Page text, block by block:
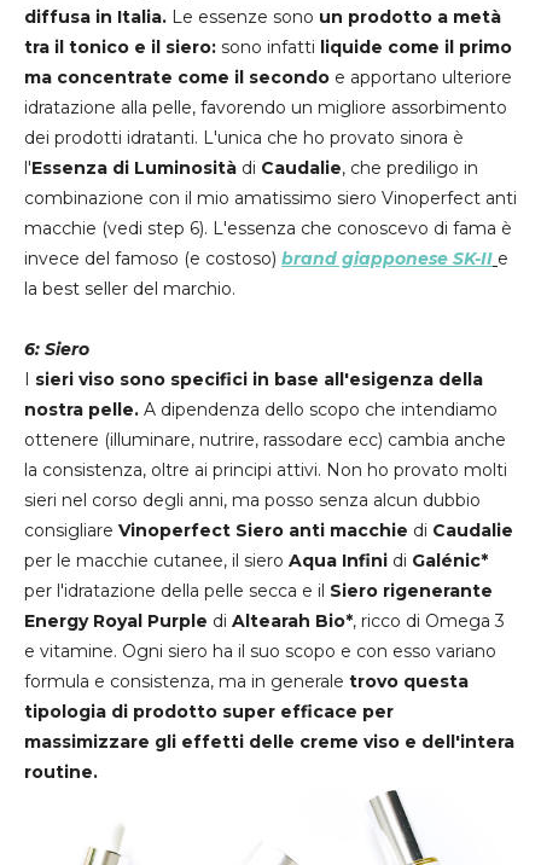
diffusa in Italia. Le essenze sono un prodotto a metà
tra il tonico e il siero: sono infatti liquide come il primo
ma concentrate come il secondo e apportano ulteriore
idratazione alla pelle, favorendo un migliore assorbimento
dei prodotti idratanti. L'unica che ho provato sinora è
l'Essenza di Luminosità di Caudalie, che prediligo in
combinazione con il mio amatissimo siero Vinoperfect anti
macchie (vedi step 6). L'essenza che conoscevo di fama è
invece del famoso (e costoso) brand giapponese SK-II e
la best seller del marchio.
6: Siero
I sieri viso sono specifici in base all'esigenza della
nostra pelle. A dipendenza dello scopo che intendiamo
ottenere (illuminare, nutrire, rassodare ecc) cambia anche
la consistenza, oltre ai principi attivi. Non ho provato molti
sieri nel corso degli anni, ma posso senza alcun dubbio
consigliare Vinoperfect Siero anti macchie di Caudalie
per le macchie cutanee, il siero Aqua Infini di Galénic*
per l'idratazione della pelle secca e il Siero rigenerante
Energy Royal Purple di Altearah Bio*, ricco di Omega 3
e vitamine. Ogni siero ha il suo scopo e con esso variano
formula e consistenza, ma in generale trovo questa
tipologia di prodotto super efficace per
massimizzare gli effetti delle creme viso e dell'intera
routine.